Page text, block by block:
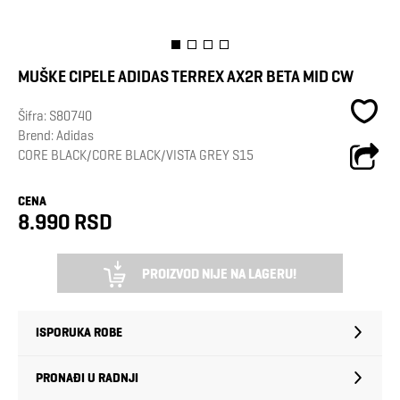
MUŠKE CIPELE ADIDAS TERREX AX2R BETA MID CW
Šifra: S80740
Brend:Adidas
CORE BLACK/CORE BLACK/VISTA GREY S15
CENA
8.990 RSD
PROIZVOD NIJE NA LAGERU!
ISPORUKA ROBE
PRONAĐI U RADNJI